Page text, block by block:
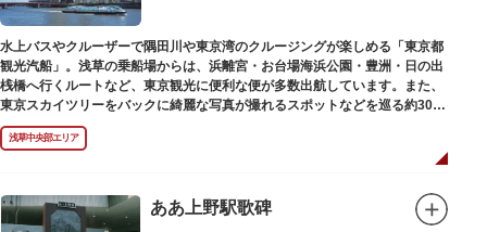
水上バスやクルーザーで隅田川や東京湾のクルージングが楽しめる「東京都
観光汽船」。浅草の乗船場からは、浜離宮・お台場海浜公園・豊洲・日の出
桟橋へ行くルートなど、東京観光に便利な便が多数出航しています。また、
東京スカイツリーをバックに綺麗な写真が撮れるスポットなどを巡る約30分
の「浅草周遊コース」も。初日の出やお花見、隅田川花火大会、クリスマス
などのイベント時は、いつもと違う目線から東京の景色を堪能できるイベン
や、約300人が乗船可能なアメリカンな大型船など多種多様な船体も魅力。
目的や人数にあわせてコースや時間帯を選べるチャータークルーズも行われ
浅草中央部エリア
ああ上野駅歌碑